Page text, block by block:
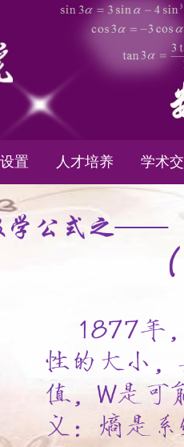
置 人才培养 学术